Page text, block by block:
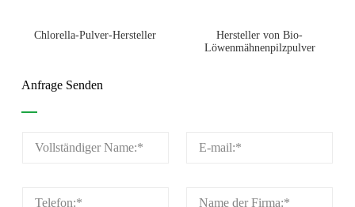
Chlorella-Pulver-Hersteller
Hersteller von Bio-
Löwenmähnenpilzpulver
Anfrage Senden